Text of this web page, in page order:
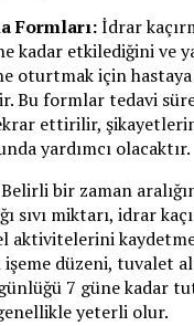
Formları:İdrar
kadar etkilediğini ve
oturtmak için
Bu formlar tedavi
ettirilir,
yardımcı olacaktır.
Belirli bir zaman
sıvı miktarı, idrar
aktivitelerini
düzeni, tuvalet
7 güne kadar
yeterli olur.